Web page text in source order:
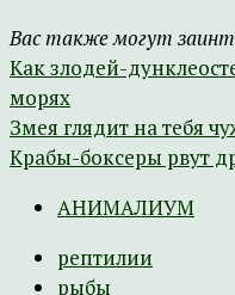
Вас также могут
Как злодей-
морях
Змея глядит на тебя
Крабы-боксеры рвут
АНИМАЛИУМ
рептилии
рыбы